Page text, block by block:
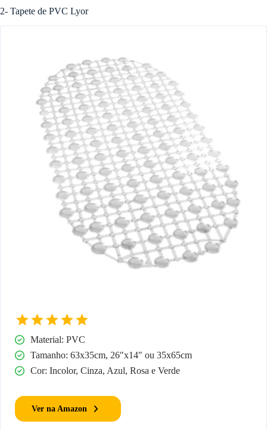
2- Tapete de PVC Lyor
Material: PVC
Tamanho: 63x35cm, 26″x14″ ou 35x65cm
Cor: Incolor, Cinza, Azul, Rosa e Verde
Ver na Amazon